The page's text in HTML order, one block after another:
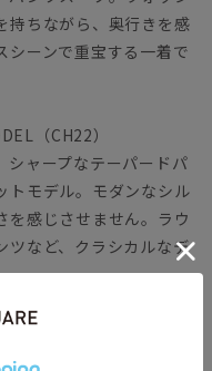
持ちながら、奥行きを感
シーンで重宝する一着で
（CH22）
シャープなテーパードパ
トモデル。モダンなシル
を感じさせません。ラウ
ツなど、クラシカルなデ
クラシック・モデ